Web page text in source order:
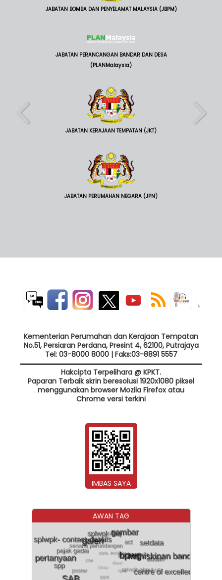
JABATAN BOMBA DAN PENYELAMAT MALAYSIA (JBPM)
JABATAN PERANCANGAN BANDAR DAN DESA
(PLANMalaysia)
JABATAN KERAJAAN TEMPATAN (JKT)
JABATAN PERUMAHAN NEGARA (JPN)
Kementerian Perumahan dan Kerajaan Tempatan
No.51, Persiaran Perdana, Presint 4, 62100, Putrajaya
Tel: 03-8000 8000 | Faks:03-8891 5557
Hakcipta Terpelihara @ KPKT.
Paparan Terbaik skrin beresolusi 1920x1080 piksel
menggunakan browser Mozila Firefox atau
Chrome versi terkini
IMBAS SAYA
AWAN TAG